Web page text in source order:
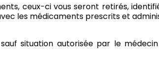
ceux-ci vous seront retirés,
les médicaments prescrits et
situation autorisée par le